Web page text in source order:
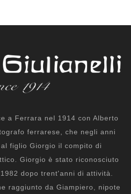
a Ferrara nel 1914 con Alberto
ferrarese, che negli anni
figlio Giorgio il compito di
Giorgio è stato riconosciuto
dopo trent'anni di attività.
raggiunto da Giampiero, nipote